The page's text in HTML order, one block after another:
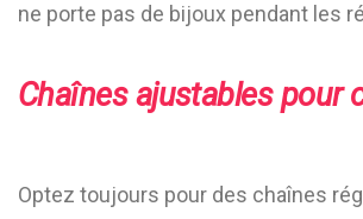
ne porte pas de bijoux pendant les
Chaînes ajustables pour
Optez toujours pour des chaînes